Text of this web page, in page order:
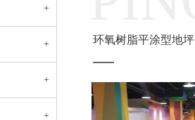
+
+
+
+
环氧树脂平涂型地坪